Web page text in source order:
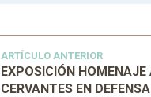
ARTÍCULO ANTERIOR
EXPOSICIÓN HOMENAJE
CERVANTES EN